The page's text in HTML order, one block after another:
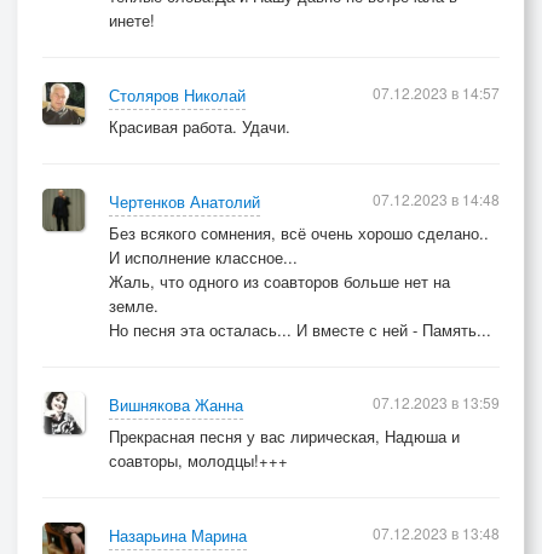
инете!
Столяров Николай
Красивая работа. Удачи.
07.12.2023 в 14:57
Чертенков Анатолий
Без всякого сомнения, всё очень хорошо сделано..
И исполнение классное...
Жаль, что одного из соавторов больше нет на
земле.
Но песня эта осталась... И вместе с ней - Память...
07.12.2023 в 14:48
Вишнякова Жанна
Прекрасная песня у вас лирическая, Надюша и
соавторы, молодцы!+++
07.12.2023 в 13:59
Назарьина Марина
07.12.2023 в 13:48